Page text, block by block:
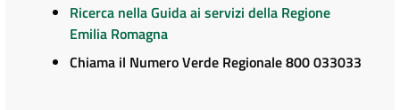
Ricerca nella Guida ai servizi della Regione
Emilia Romagna
Chiama il Numero Verde Regionale 800 033033